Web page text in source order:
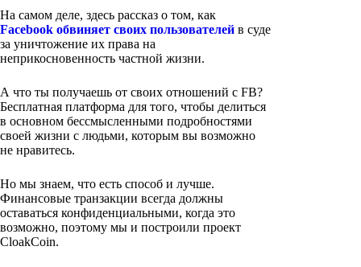
На самом деле, здесь рассказ о том, как
Facebook обвиняет своих пользователей в суде
за уничтожение их права на
неприкосновенность частной жизни.
А что ты получаешь от своих отношений с FB?
Бесплатная платформа для того, чтобы делиться
в основном бессмысленными подробностями
своей жизни с людьми, которым вы возможно
не нравитесь.
Но мы знаем, что есть способ и лучше.
Финансовые транзакции всегда должны
оставаться конфиденциальными, когда это
возможно, поэтому мы и построили проект
CloakCoin.